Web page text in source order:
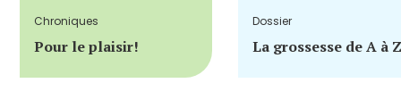
Chroniques
Pour le plaisir!
Dossier
La grossesse de A à Z